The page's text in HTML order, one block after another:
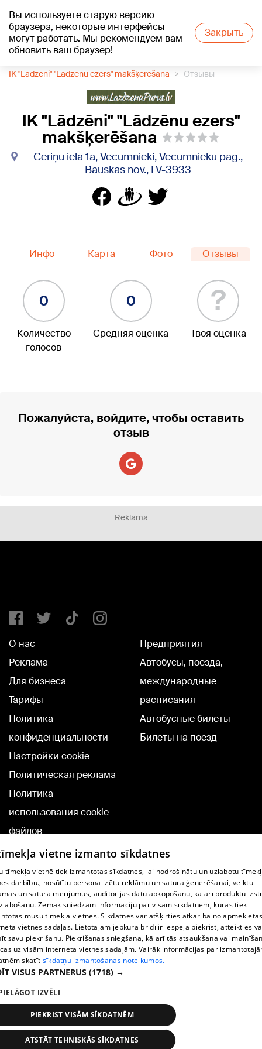
Вы используете старую версию
браузера, некоторые интерфейсы
могут работать. Мы рекомендуем вам
обновить ваш браузер!
Закрыть
+16°C
IK "Lādzēni" "Lādzēnu ezers" makšķerēšana
Отзывы
IK "Lādzēni" "Lādzēnu ezers"
makšķerēšana
Ceriņu iela 1a, Vecumnieki, Vecumnieku pag.,
Bauskas nov., LV-3933
Инфо Карта Фото Отзывы
0
Количество
голосов
0
Средняя оценка
?
Твоя оценка
Пожалуйста, войдите, чтобы оставить
отзыв
Reklāma
О нас
Реклама
Для бизнеса
Тарифы
Политика
конфиденциальности
Настройки cookie
Политическая реклама
Политика
использования cookie
файлов
Добавление
комментариев
Предприятия
Автобусы, поезда,
международные
расписания
Автобусные билеты
Билеты на поезд
TВ-программа
Условия договора
360 Ziņu kontakti
Helio Media
Служба помощи портала: э-почта -
All rights reserved.
vietne izmanto sīkdatnes
tīmekļa vietnē tiek izmantotas sīkdatnes, lai nodrošinātu un uzlabotu
darbību., nosūtītu personalizētu reklāmu un satura ģenerēšanai, veiktu
un satura mērījumus, auditorijas datu apkopošanu, kā arī produktu
Zemāk sniedzam informāciju par visām sīkdatnēm, kuras tiek
mūsu tīmekļa vietnēs. Sīkdatnes var atšķirties atkarībā no
vietnes sadaļas. Lietotājam jebkurā brīdī ir iespēja piekrist, atteikties
savu piekrišanu. Piekrišanas sniegšana, kā arī tās atsaukšana vai
uz visām interneta vietnes sadaļām. Vairāk informācijas par
skatīt sīkdatņu izmantošanas noteikumos.
VISUS PARTNERUS (1718) →
IZVĒLI
PIEKRIST VISĀM SĪKDATNĒM
ATSTĀT TEHNISKĀS SĪKDATNES